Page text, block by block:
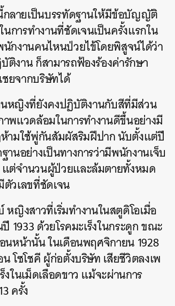
ลายเป็นบรรทัดฐานให้มีข้อบัญญัติ
การทำงานที่ชัดเจนเป็นครั้งแรกใน
นักงานคนไหนป่วยไข้โดยพิสูจน์ได้ว่า
ติงาน ก็สามารถฟ้องร้องค่ารักษา
ยจากบริษัทได้
หญิงที่ยังคงปฏิบัติงานกับสีที่มีส่วน
าพแวดล้อมในการทำงานดีขึ้นอย่างมี
มใช้พู่กันสัมผัสริมฝีปาก นับตั้งแต่ปี
านอย่างเป็นทางการว่ามีพนักงานเจ็บ
แต่จำนวนผู้ป่วยและล้มตายทั้งหมด
วเลขที่ชัดเจน
หญิงสาวที่เริ่มทำงานในสตูดิโอเมื่อ
1933 ด้วยโรคมะเร็งในกระดูก ขณะ
นหน้านั้น ในเดือนพฤศจิกายน 1928
โซโชคี ผู้ก่อตั้งบริษัท เสียชีวิตลงเพ
งในเม็ดเลือดขาว แม้จะผ่านการ
ครั้ง